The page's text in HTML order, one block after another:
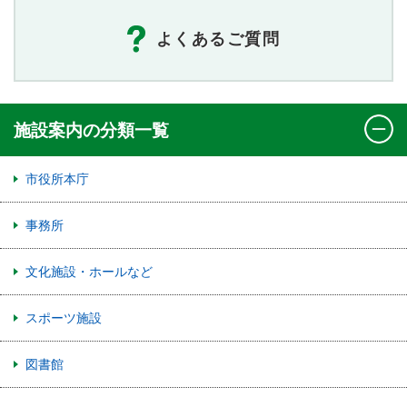
よくあるご質問
施設案内の分類一覧
市役所本庁
事務所
文化施設・ホールなど
スポーツ施設
図書館